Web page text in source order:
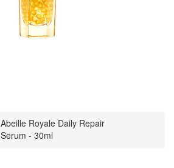
Abeille Royale Daily Repair
Serum - 30ml